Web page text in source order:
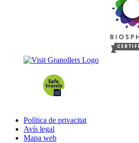
Política de privacitat
Avís legal
Mapa web